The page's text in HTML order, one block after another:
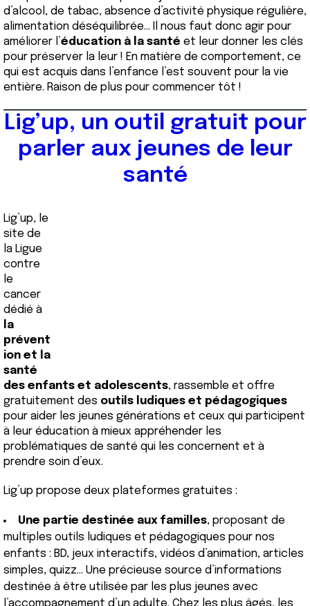
d’alcool, de tabac, absence d’activité physique régulière,
alimentation déséquilibrée… Il nous faut donc agir pour
améliorer l’éducation à la santé et leur donner les clés
pour préserver la leur ! En matière de comportement, ce
qui est acquis dans l’enfance l’est souvent pour la vie
entière. Raison de plus pour commencer tôt !
Lig’up, un outil gratuit pour
parler aux jeunes de leur
santé
Lig’up, le
site de
la Ligue
contre
le
cancer
dédié à
la
prévent
ion et la
santé
des enfants et adolescents, rassemble et offre
gratuitement des outils ludiques et pédagogiques
pour aider les jeunes générations et ceux qui participent
à leur éducation à mieux appréhender les
problématiques de santé qui les concernent et à
prendre soin d’eux.
Lig’up propose deux plateformes gratuites :
Une partie destinée aux familles, proposant de
multiples outils ludiques et pédagogiques pour nos
enfants : BD, jeux interactifs, vidéos d’animation, articles
simples, quizz… Une précieuse source d’informations
destinée à être utilisée par les plus jeunes avec
l’accompagnement d’un adulte. Chez les plus âgés, les